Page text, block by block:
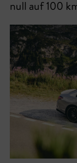
null auf 100